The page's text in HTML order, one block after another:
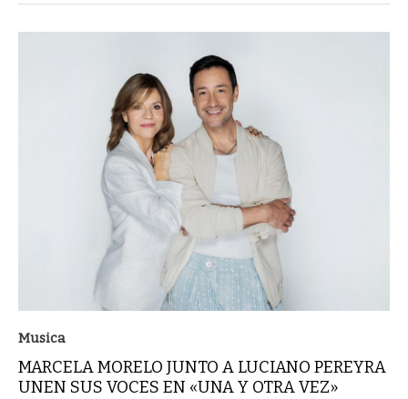
Musica
MARCELA MORELO JUNTO A LUCIANO PEREYRA
UNEN SUS VOCES EN «UNA Y OTRA VEZ»